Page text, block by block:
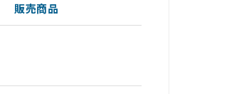
販売商品